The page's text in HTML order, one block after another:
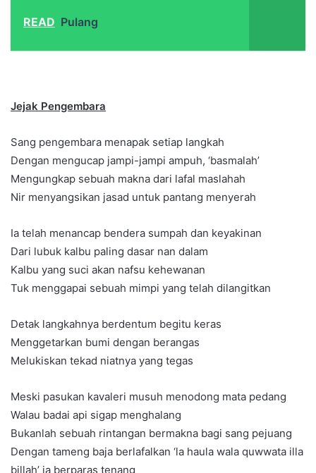
READ Pulang
Jejak Pengembara
Sang pengembara menapak setiap langkah
Dengan mengucap jampi-jampi ampuh, ‘basmalah’
Mengungkap sebuah makna dari lafal maslahah
Nir menyangsikan jasad untuk pantang menyerah
Ia telah menancap bendera sumpah dan keyakinan
Dari lubuk kalbu paling dasar nan dalam
Kalbu yang suci akan nafsu kehewanan
Tuk menggapai sebuah mimpi yang telah dilangitkan
Detak langkahnya berdentum begitu keras
Menggetarkan bumi dengan berangas
Melukiskan tekad niatnya yang tegas
Meski pasukan kavaleri musuh menodong mata pedang
Walau badai api sigap menghalang
Bukanlah sebuah rintangan bermakna bagi sang pejuang
Dengan tameng baja berlafalkan ‘la haula wala quwwata illa
billah’ ia berparas tenang